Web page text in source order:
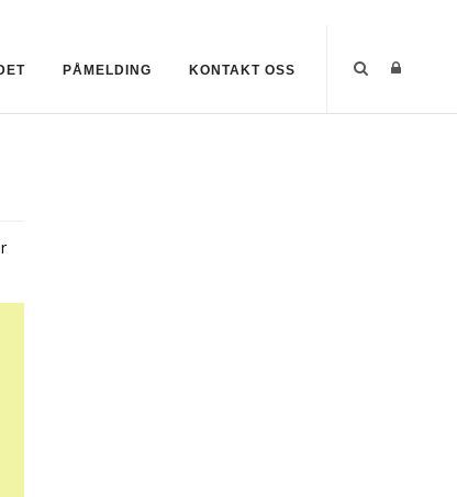
PÅMELDING KONTAKT OSS